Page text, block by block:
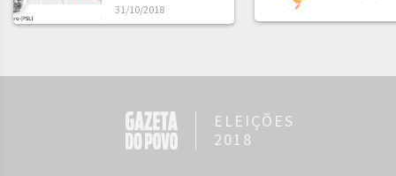
31/10/2018
ELEIÇÕES
2018